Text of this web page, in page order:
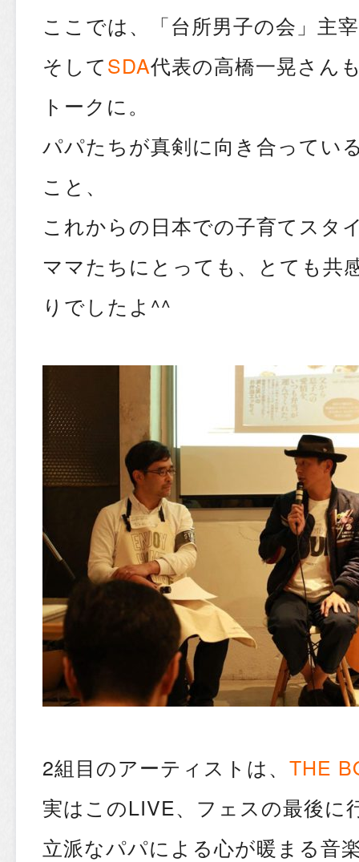
ここでは、「台所男子の会」主
そしてSDA代表の高橋一晃さん
トークに。
パパたちが真剣に向き合ってい
こと、
これからの日本での子育てスタ
ママたちにとっても、とても共
りでしたよ^^
2組目のアーティストは、 THE
実はこのLIVE、フェスの最後に
立派なパパによる心が暖まる音